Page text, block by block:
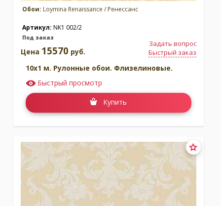
Обои: Loymina Renaissance / Ренессанс
Артикул: NK1 002/2
Под заказ
Задать вопрос
Быстрый заказ
Цена 15570 руб.
10x1 м. Рулонные обои. Флизелиновые.
Быстрый просмотр
Купить